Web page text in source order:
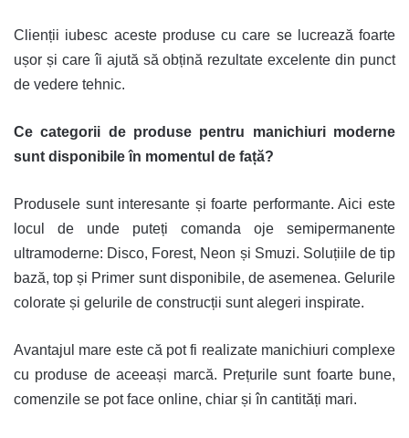
Clienții iubesc aceste produse cu care se lucrează foarte
ușor și care îi ajută să obțină rezultate excelente din punct
de vedere tehnic.
Ce categorii de produse pentru manichiuri moderne
sunt disponibile în momentul de față?
Produsele sunt interesante și foarte performante. Aici este
locul de unde puteți comanda oje semipermanente
ultramoderne: Disco, Forest, Neon și Smuzi. Soluțiile de tip
bază, top și Primer sunt disponibile, de asemenea. Gelurile
colorate și gelurile de construcții sunt alegeri inspirate.
Avantajul mare este că pot fi realizate manichiuri complexe
cu produse de aceeași marcă. Prețurile sunt foarte bune,
comenzile se pot face online, chiar și în cantități mari.